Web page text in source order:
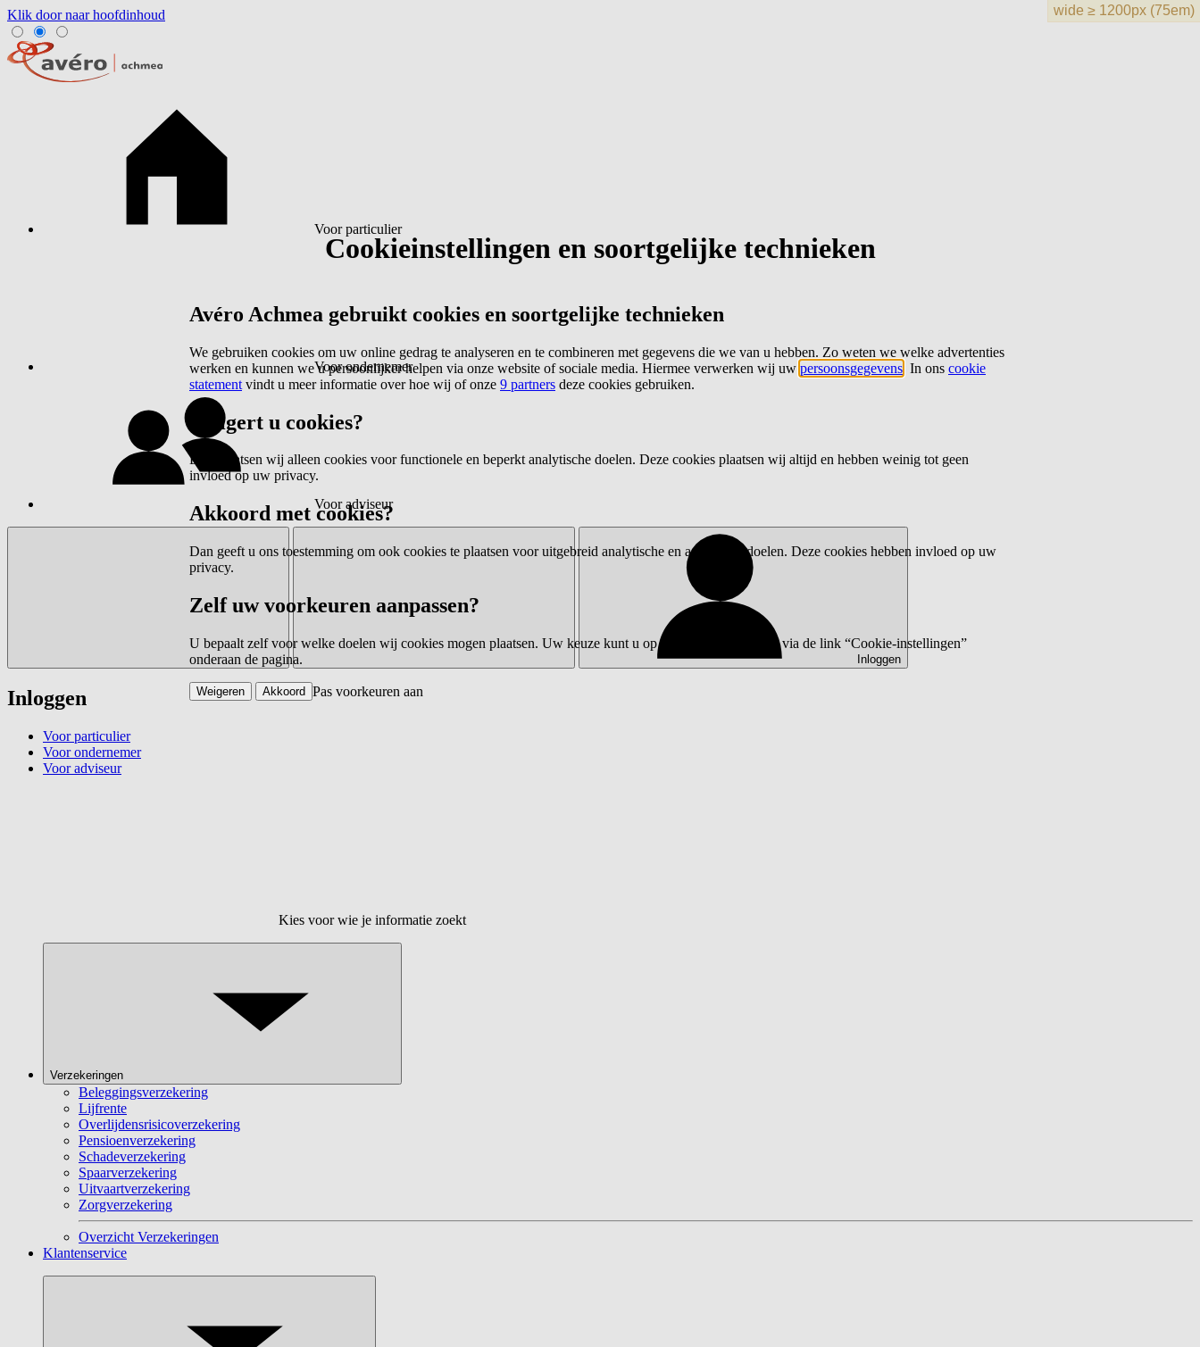
Klik door naar hoofdinhoud
Voor particulier
Voor ondernemer
Voor adviseur
Inloggen
Inloggen
Voor particulier
Voor ondernemer
Voor adviseur
Kies voor wie je informatie zoekt
Verzekeringen
Beleggingsverzekering
Lijfrente
Overlijdensrisicoverzekering
Pensioenverzekering
Schadeverzekering
Spaarverzekering
Uitvaartverzekering
Zorgverzekering
Overzicht Verzekeringen
Klantenservice
Cookieinstellingen en soortgelijke technieken
Avéro Achmea gebruikt cookies en soortgelijke technieken
We gebruiken cookies om uw online gedrag te analyseren en te combineren met gegevens die we van u hebben. Zo weten we welke advertenties
werken en kunnen we u persoonlijker helpen via onze website of sociale media. Hiermee verwerken wij uw persoonsgegevens . In ons cookie
statement vindt u meer informatie over hoe wij of onze 9 partners deze cookies gebruiken.
Weigert u cookies?
Dan plaatsen wij alleen cookies voor functionele en beperkt analytische doelen. Deze cookies plaatsen wij altijd en hebben weinig tot geen
invloed op uw privacy.
Akkoord met cookies?
Dan geeft u ons toestemming om ook cookies te plaatsen voor uitgebreid analytische en advertentiedoelen. Deze cookies hebben invloed op uw
privacy.
Zelf uw voorkeuren aanpassen?
U bepaalt zelf voor welke doelen wij cookies mogen plaatsen. Uw keuze kunt u op elk moment wijzigen via de link “Cookie-instellingen”
onderaan de pagina.
Pas voorkeuren aan
Weigeren Akkoord